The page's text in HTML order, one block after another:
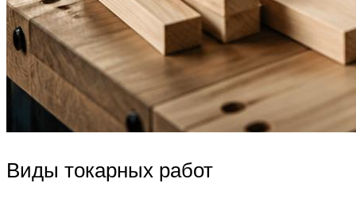
Виды токарных работ